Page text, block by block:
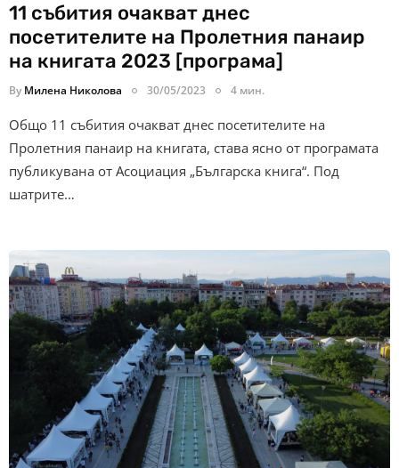
11 събития очакват днес
посетителите на Пролетния панаир
на книгата 2023 [програма]
By Милена Николова 30/05/2023 4 мин.
Общо 11 събития очакват днес посетителите на
Пролетния панаир на книгата, става ясно от програмата
публикувана от Асоциация „Българска книга“. Под
шатрите…